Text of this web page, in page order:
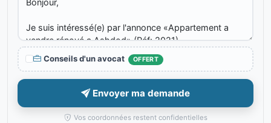
Conseils d'un avocat OFFERT
Envoyer ma demande
Vos coordonnées restent confidentielles